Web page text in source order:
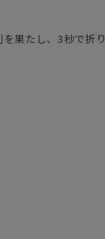
果たし、3秒で折り